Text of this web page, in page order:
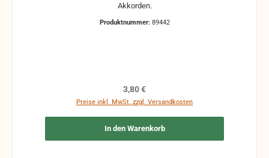
Akkorden.
Produktnummer: 89442
Regulärer Preis:
3,80 €
Preise inkl. MwSt. zzgl. Versandkosten
In den Warenkorb